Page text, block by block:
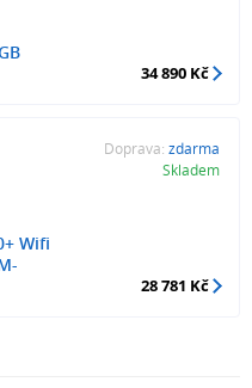
34 890 Kč
Wifi
Doprava: zdarma
Skladem
28 781 Kč